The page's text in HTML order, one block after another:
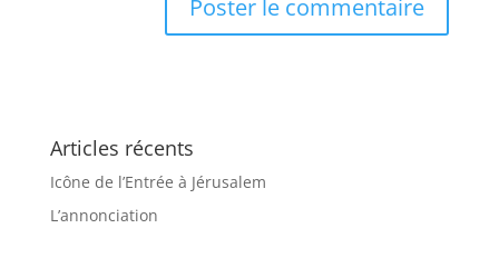
Articles récents
Icône de l’Entrée à Jérusalem
L’annonciation